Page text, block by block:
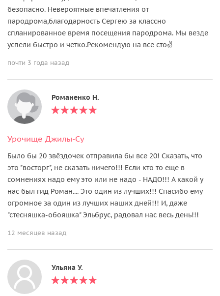
безопасно. Невероятные впечатления от
пародрома,благодарность Сергею за классно
спланированное время посещения пародрома. Мы везде
успели быстро и четко.Рекомендую на все сто✌️
почти 3 года назад
Романенко Н.
Урочище Джилы-Су
Было бы 20 звёздочек отправила бы все 20! Сказать, что
это "восторг", не сказать ничего!!! Если кто то еще в
сомнениях надо ему это или не надо - НАДО!!! А какой у
нас был гид Роман.... Это один из лучших!!! Спасибо ему
огромное за один из лучших наших дней!!! И, даже
"стесняшка-обояшка" Эльбрус, радовал нас весь день!!!
12 месяцев назад
Ульяна У.